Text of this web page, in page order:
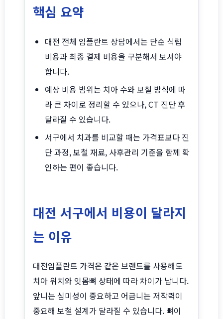
핵심 요약
대전 전체 임플란트 상담에서는 단순 식립
비용과 최종 결제 비용을 구분해서 보셔야
합니다.
예상 비용 범위는 치아 수와 보철 방식에 따
라 큰 차이로 정리할 수 있으나, CT 진단 후
달라질 수 있습니다.
서구에서 치과를 비교할 때는 가격표보다 진
단 과정, 보철 재료, 사후관리 기준을 함께 확
인하는 편이 좋습니다.
대전 서구에서 비용이 달라지
는 이유
대전임플란트 가격은 같은 브랜드를 사용해도
치아 위치와 잇몸뼈 상태에 따라 차이가 납니다.
앞니는 심미성이 중요하고 어금니는 저작력이
중요해 보철 설계가 달라질 수 있습니다. 뼈이